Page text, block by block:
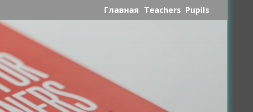
Главная Teachers Pupils